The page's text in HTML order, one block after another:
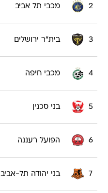
2 מכבי תל אביב
3 בית"ר ירושלים
4 מכבי חיפה
5 בני סכנין
6 הפועל רעננה
7 בני יהודה תל-אביב